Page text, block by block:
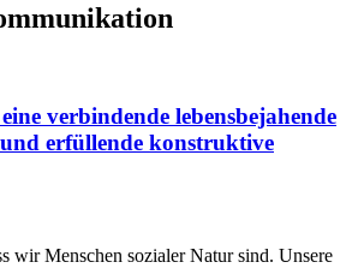
verbindende lebensbejahende
erfüllende konstruktive
wir Menschen sozialer Natur sind. Unsere